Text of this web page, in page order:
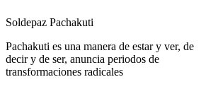
Soldepaz Pachakuti
Pachakuti es una manera de estar y ver, de
decir y de ser, anuncia periodos de
transformaciones radicales